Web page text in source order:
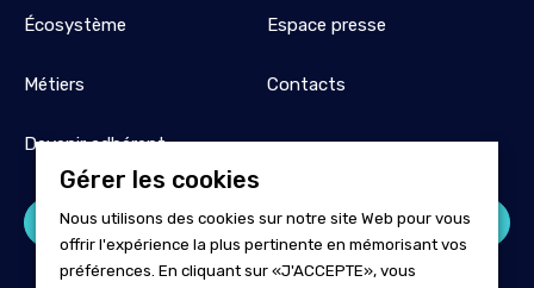
Écosystème
Métiers
Devenir adhérent
Espace presse
Contacts
Espace adhérent
Gérer les cookies
Nous utilisons des cookies sur notre site Web pour vous
offrir l'expérience la plus pertinente en mémorisant vos
préférences. En cliquant sur «J'ACCEPTE», vous